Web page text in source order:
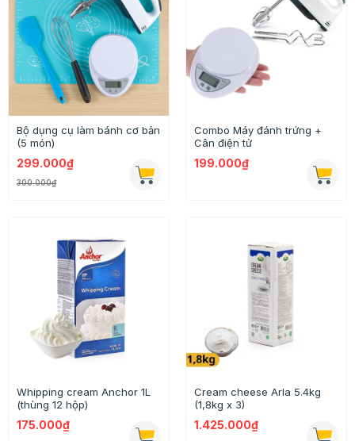
Bộ dụng cụ làm bánh cơ bản
(5 món)
299.000₫
300.000₫
Combo Máy đánh trứng +
Cân điện tử
199.000₫
Whipping cream Anchor 1L
(thùng 12 hộp)
175.000₫
Cream cheese Arla 5.4kg
(1,8kg x 3)
1.425.000₫